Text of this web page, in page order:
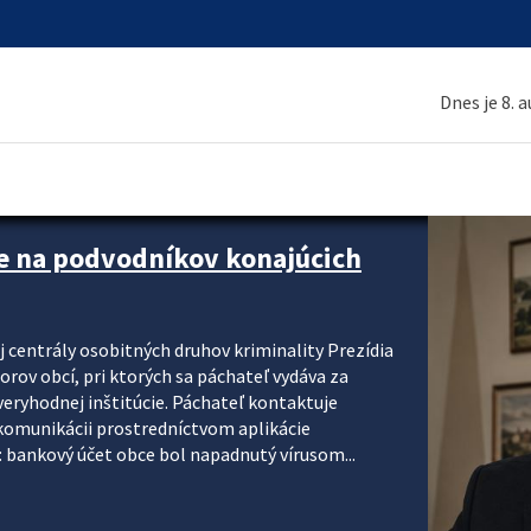
Dnes je 8.
povinného zmluvného
pravidlá povinného zmluvného poistenia,
a zavedú poriadok a spravodlivosť do
na jednom mieste – novom oficiálnom
Slovenskej kancelárie poisťovateľov (SKP),
SR. Novinky predstavili na...